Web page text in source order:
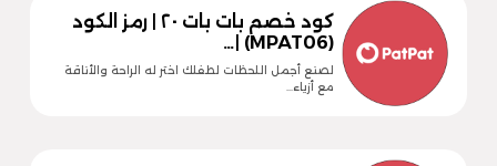
كود خصم بات بات ٢٠ | رمز الكود
(MPAT06) |…
لصنع أجمل اللحظات لطفلك اختر له الراحة والأناقة
مع أزياء…